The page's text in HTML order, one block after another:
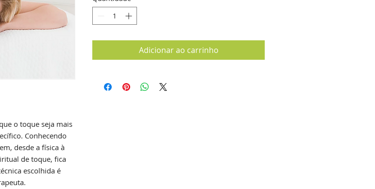
o toque seja mais
Conhecendo
desde a física à
de toque, fica
escolhida é
Adicionar ao carrinho